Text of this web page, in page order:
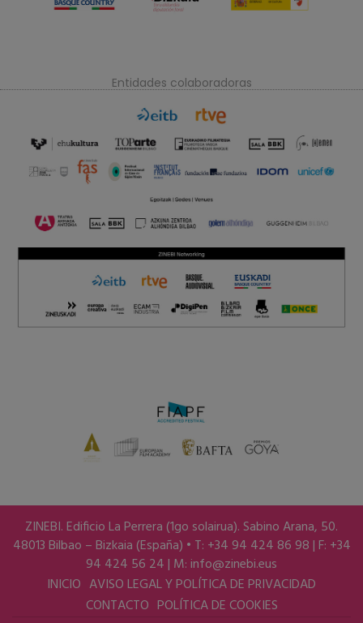
Entidades colaboradoras
ZINEBI. Edificio La Perrera (1go solairua). Sabino Arana, 50.
48013 Bilbao – Bizkaia (España) • T: +34 94 424 86 98 | F: +34
94 424 56 24 | M:info@zinebi.eus
INICIO AVISO LEGAL Y POLÍTICA DE PRIVACIDAD
CONTACTO POLÍTICA DE COOKIES